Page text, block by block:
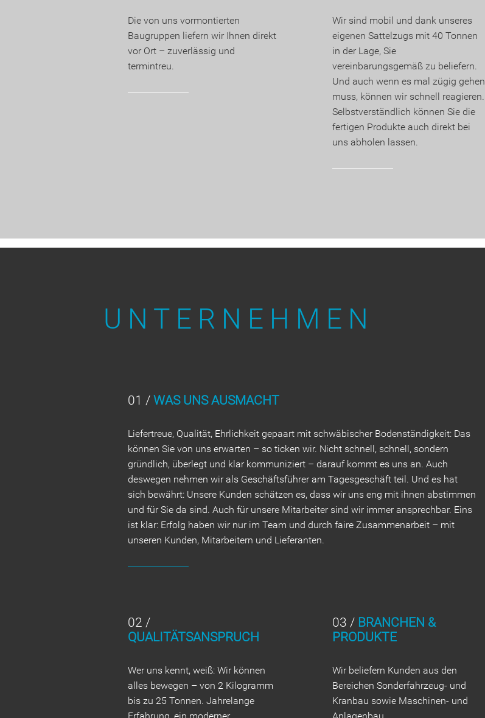
Die von uns vormontierten
Baugruppen liefern wir Ihnen direkt
vor Ort – zuverlässig und
termintreu.
Wir sind mobil und dank unseres
eigenen Sattelzugs mit 40 Tonnen
in der Lage, Sie
vereinbarungsgemäß zu beliefern.
Und auch wenn es mal zügig gehen
muss, können wir schnell reagieren.
Selbstverständlich können Sie die
fertigen Produkte auch direkt bei
uns abholen lassen.
UNTERNEHMEN
01 / WAS UNS AUSMACHT
Liefertreue, Qualität, Ehrlichkeit gepaart mit schwäbischer Bodenständigkeit: Das
können Sie von uns erwarten – so ticken wir. Nicht schnell, schnell, sondern
gründlich, überlegt und klar kommuniziert – darauf kommt es uns an. Auch
deswegen nehmen wir als Geschäftsführer am Tagesgeschäft teil. Und es hat
sich bewährt: Unsere Kunden schätzen es, dass wir uns eng mit ihnen abstimmen
und für Sie da sind. Auch für unsere Mitarbeiter sind wir immer ansprechbar. Eins
ist klar: Erfolg haben wir nur im Team und durch faire Zusammenarbeit – mit
unseren Kunden, Mitarbeitern und Lieferanten.
02 /
QUALITÄTSANSPRUCH
Wer uns kennt, weiß: Wir können
alles bewegen – von 2 Kilogramm
bis zu 25 Tonnen. Jahrelange
03 / BRANCHEN &
PRODUKTE
Wir beliefern Kunden aus den
Bereichen Sonderfahrzeug- und
Kranbau sowie Maschinen- und